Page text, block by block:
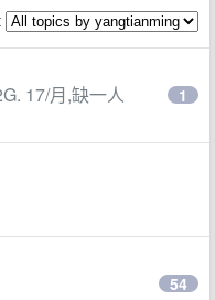
17/月,缺一人 1
54